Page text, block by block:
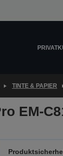
TINTE & PAPIER
EM-